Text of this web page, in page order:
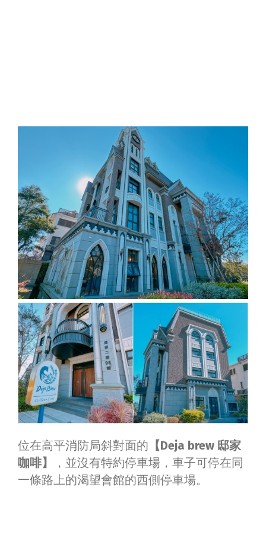
位在高平消防局斜對面的 【Deja brew 邸家
咖啡】
，並沒有特約停車場，車子可停在同
一條路上的渴望會館的西側停車場。